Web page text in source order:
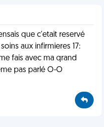
que c'etait reservé
aux infirmieres 17:
fais avec ma qrand
pas parlé O-O